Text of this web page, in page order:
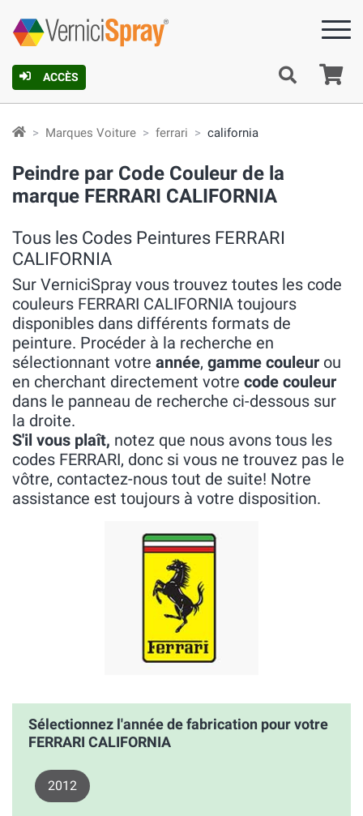
ACCÈS
Marques Voiture ferrari california
Peindre par Code Couleur de la
marque FERRARI CALIFORNIA
Tous les Codes Peintures FERRARI
CALIFORNIA
Sur VerniciSpray vous trouvez toutes les code
couleurs FERRARI CALIFORNIA toujours
disponibles dans différents formats de
peinture. Procéder à la recherche en
sélectionnant votre année, gamme couleur ou
en cherchant directement votre code couleur
dans le panneau de recherche ci-dessous sur
la droite.
S'il vous plaît, notez que nous avons tous les
codes FERRARI, donc si vous ne trouvez pas le
vôtre, contactez-nous tout de suite! Notre
assistance est toujours à votre disposition.
Sélectionnez l'année de fabrication pour votre
FERRARI CALIFORNIA
2012